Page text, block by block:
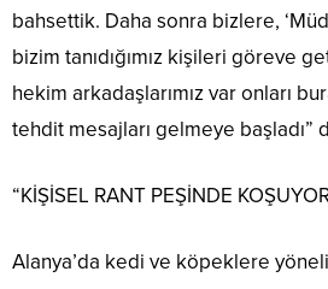
bahsettik. Daha sonra bizlere,
bizim tanıdığımız kişileri göreve
hekim arkadaşlarımız var onları
tehdit mesajları gelmeye başladı”
“KİŞİSEL RANT PEŞİNDE
Alanya’da kedi ve köpeklere